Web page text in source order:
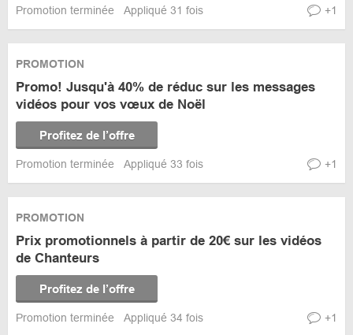
Promotion terminée Appliqué 31 fois +1
PROMOTION
Promo! Jusqu'à 40% de réduc sur les messages
vidéos pour vos vœux de Noël
Profitez de l’offre
Promotion terminée Appliqué 33 fois +1
PROMOTION
Prix promotionnels à partir de 20€ sur les vidéos
de Chanteurs
Profitez de l’offre
Promotion terminée Appliqué 34 fois +1